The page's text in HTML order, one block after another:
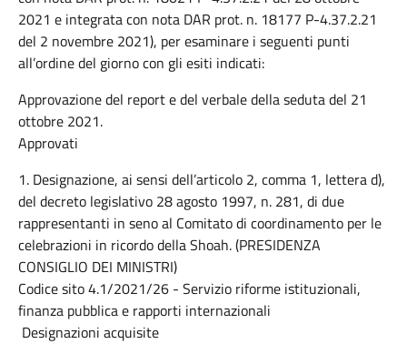
2021 e integrata con nota DAR prot. n. 18177 P-4.37.2.21
del 2 novembre 2021), per esaminare i seguenti punti
all’ordine del giorno con gli esiti indicati:
Approvazione del report e del verbale della seduta del 21
ottobre 2021.
Approvati
1. Designazione, ai sensi dell’articolo 2, comma 1, lettera d),
del decreto legislativo 28 agosto 1997, n. 281, di due
rappresentanti in seno al Comitato di coordinamento per le
celebrazioni in ricordo della Shoah. (PRESIDENZA
CONSIGLIO DEI MINISTRI)
Codice sito 4.1/2021/26 - Servizio riforme istituzionali,
finanza pubblica e rapporti internazionali
Designazioni acquisite